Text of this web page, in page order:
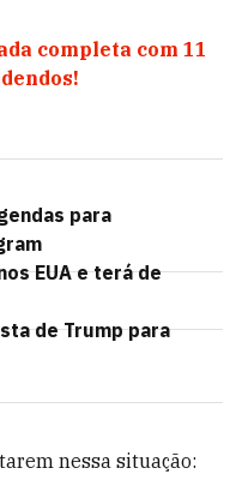
completa com 11
para
EUA e terá de
de Trump para
nessa situação: